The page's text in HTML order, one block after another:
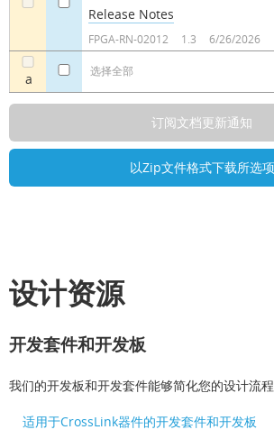
a 选择全部
Release Notes
FPGA-RN-02012 1.3 6/26/2026
设计资源
开发套件和开发板
我们的开发板和开发套件能够简化您的设计流程
适用于CrossLink器件的开发套件和开发板